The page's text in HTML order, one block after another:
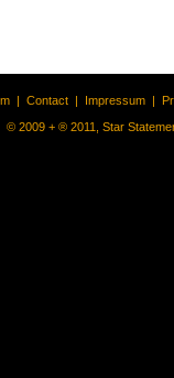
| Contact | Impressum |
© 2009 + ® 2011, Star